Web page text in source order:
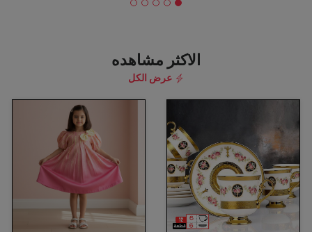
الاكثر مشاهده
عرض الكل